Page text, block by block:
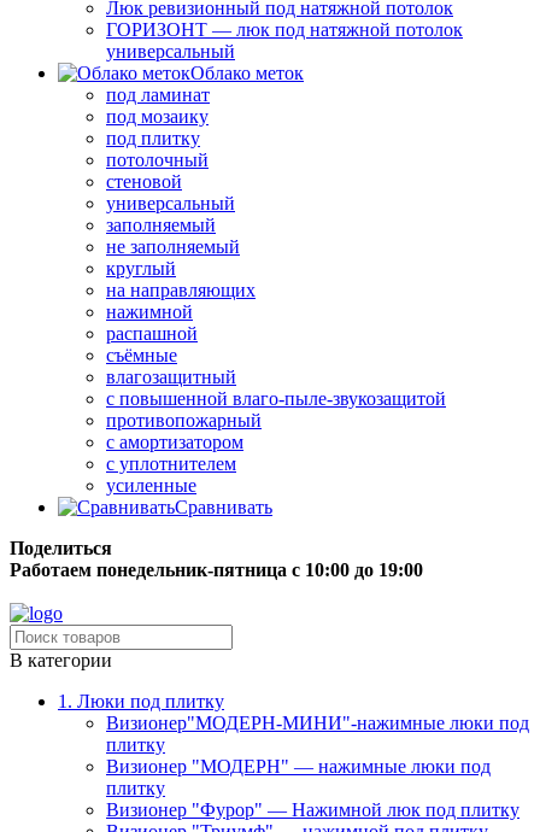
Люк ревизионный под натяжной потолок
ГОРИЗОНТ — люк под натяжной потолок
универсальный
Облако меток
под ламинат
под мозаику
под плитку
потолочный
стеновой
универсальный
заполняемый
не заполняемый
круглый
на направляющих
нажимной
распашной
съёмные
влагозащитный
с повышенной влаго-пыле-звукозащитой
противопожарный
с амортизатором
с уплотнителем
усиленные
Сравнивать
Поделиться
Работаем понедельник-пятница с 10:00 до 19:00
В категории
1. Люки под плитку
Визионер"МОДЕРН-МИНИ"-нажимные люки под
плитку
Визионер "МОДЕРН" — нажимные люки под
плитку
Визионер "Фурор" — Нажимной люк под плитку